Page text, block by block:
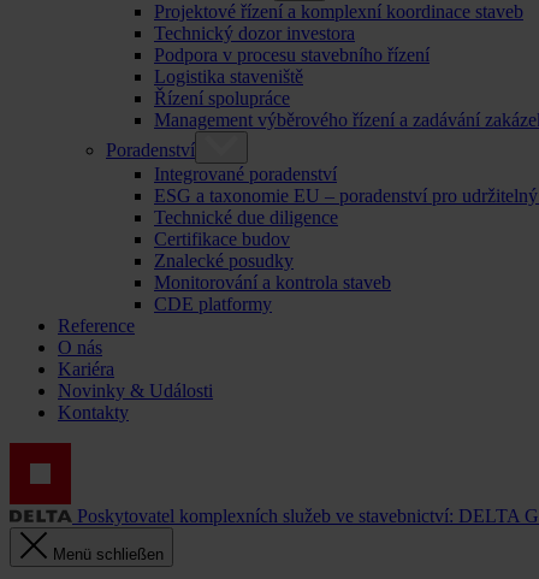
Projektové řízení a komplexní koordinace staveb
Technický dozor investora
Podpora v procesu stavebního řízení
Logistika staveniště
Řízení spolupráce
Management výběrového řízení a zadávání
Poradenství
Integrované poradenství
ESG a taxonomie EU – poradenství pro
Technické due diligence
Certifikace budov
Znalecké posudky
Monitorování a kontrola staveb
CDE platformy
Reference
O nás
Kariéra
Novinky & Události
Kontakty
Poskytovatel komplexních služeb ve stavebnictví: DELTA
Menü schließen